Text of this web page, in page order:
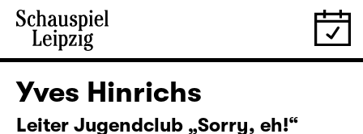
Yves Hinrichs
Leiter Jugendclub „Sorry, eh!“